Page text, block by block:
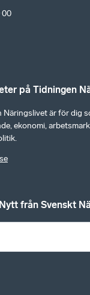
00
på Tidningen
Näringslivet är för dig
ekonomi,
från Svenskt